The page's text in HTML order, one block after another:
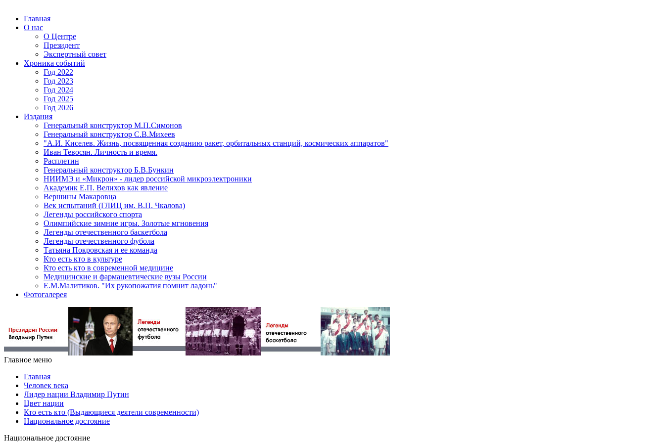
Главная
О нас
О Центре
Президент
Экспертный совет
Хроника событий
Год 2022
Год 2023
Год 2024
Год 2025
Год 2026
Издания
Генеральный конструктор М.П.Симонов
Генеральный конструктор С.В.Михеев
"А.И. Киселев. Жизнь, посвященная созданию ракет, орбитальных станций, космических аппаратов"
Иван Тевосян. Личность и время.
Расплетин
Генеральный конструктор Б.В.Бункин
НИИМЭ и «Микрон» - лидер российской микроэлектроники
Академик Е.П. Велихов как явление
Вершины Макаровца
Век испытаний (ГЛИЦ им. В.П. Чкалова)
Легенды российского спорта
Олимпийские зимние игры. Золотые мгновения
Легенды отечественного баскетбола
Легенды отечественного фубола
Татьяна Покровская и ее команда
Кто есть кто в культуре
Кто есть кто в современной медицине
Медицинские и фармацевтические вузы России
Е.М.Малитиков. "Их рукопожатия помнит ладонь"
Фотогалерея
Главное меню
Главная
Человек века
Лидер нации Владимир Путин
Цвет нации
Кто есть кто (Выдающиеся деятели современности)
Национальное достояние
Национальное достояние